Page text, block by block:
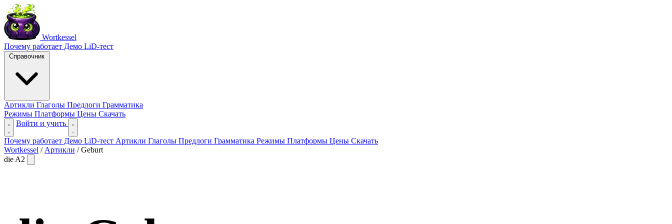
Wortkessel
Почему работает Демо LiD-тест
Справочник
Артикли Глаголы Предлоги Грамматика
Режимы Платформы Цены Скачать
Войти и учить
Почему работает Демо LiD-тест Артикли Глаголы Предлоги Грамматика Режимы Платформы Цены Скачать
Wortkessel / Артикли / Geburt
die A2